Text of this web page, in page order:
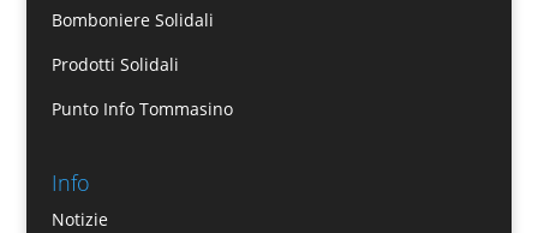
Bomboniere Solidali
Prodotti Solidali
Punto Info Tommasino
Info
Notizie